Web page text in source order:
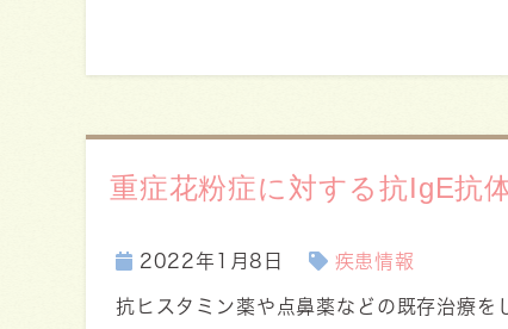
重症花粉症に対する抗IgE抗
2022年1月8日 疾患情報
抗ヒスタミン薬や点鼻薬などの既存治療を